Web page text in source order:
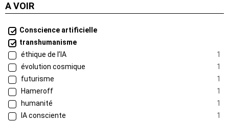
A VOIR
Conscience artificielle
transhumanisme
éthique de l’IA
1
évolution cosmique
1
futurisme
1
Hameroff
1
humanité
1
IA consciente
1